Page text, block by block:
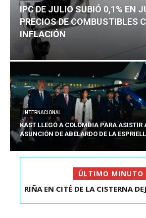
IPC DE JULIO SUBIÓ 0,1% EN
PRECIOS DE COMBUSTIBLES
INFLACIÓN
INTERNACIONAL
KAST LLEGÓ A COLOMBIA PARA ASISTIR
ASUNCIÓN DE ABELARDO DE LA
ÚLTIMO MINUTO
RIÑA EN CITÉ DE LA CISTERNA